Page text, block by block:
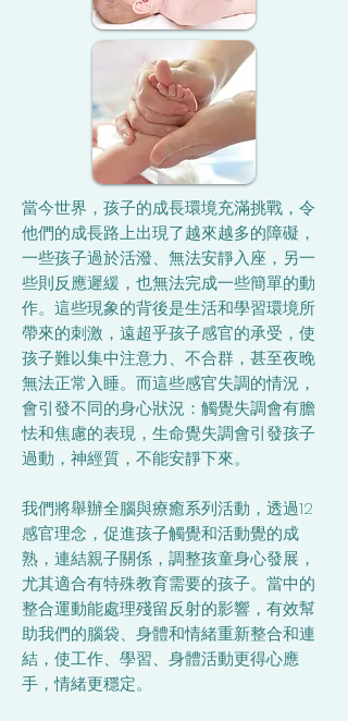
當今世界，孩子的成長環境充滿挑戰，令
他們的成長路上出現了越來越多的障礙，
一些孩子過於活潑、無法安靜入座，另一
些則反應遲緩，也無法完成一些簡單的動
作。這些現象的背後是生活和學習環境所
帶來的刺激，遠超乎孩子感官的承受，使
孩子難以集中注意力、不合群，甚至夜晚
無法正常入睡。而這些感官失調的情況，
會引發不同的身心狀況：觸覺失調會有膽
怯和焦慮的表現，生命覺失調會引發孩子
過動，神經質，不能安靜下來。
我們將舉辦全腦與療癒系列活動，透過12
感官理念，促進孩子觸覺和活動覺的成
熟，連結親子關係，調整孩童身心發展，
尤其適合有特殊教育需要的孩子。當中的
整合運動能處理殘留反射的影響，有效幫
助我們的腦袋、身體和情緒重新整合和連
結，使工作、學習、身體活動更得心應
手，情緒更穩定。